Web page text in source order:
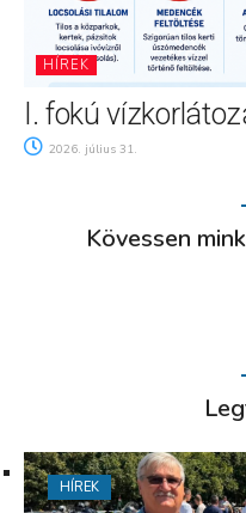
HÍREK
I. fokú
2026. július 31.
Kövessen
HÍREK